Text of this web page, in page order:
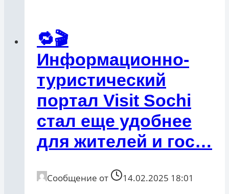
🔁🎬
Информационно-
туристический
портал Visit Sochi
стал еще удобнее
для жителей и гос…
Сообщение от
14.02.2025 18:01